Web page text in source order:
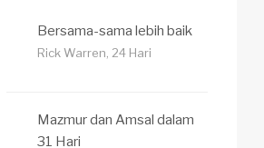
Bersama-sama lebih baik
Rick Warren, 24 Hari
Mazmur dan Amsal dalam
31 Hari